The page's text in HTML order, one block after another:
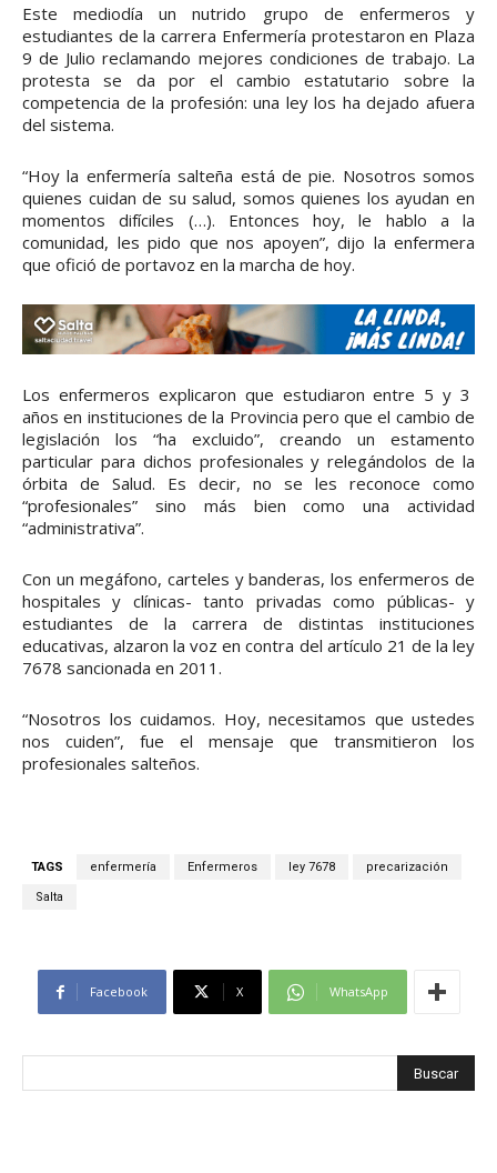
Este mediodía un nutrido grupo de enfermeros y
estudiantes de la carrera Enfermería protestaron en Plaza
9 de Julio reclamando mejores condiciones de trabajo. La
protesta se da por el cambio estatutario sobre la
competencia de la profesión: una ley los ha dejado afuera
del sistema.
“Hoy la enfermería salteña está de pie. Nosotros somos
quienes cuidan de su salud, somos quienes los ayudan en
momentos difíciles (…). Entonces hoy, le hablo a la
comunidad, les pido que nos apoyen”, dijo la enfermera
que ofició de portavoz en la marcha de hoy.
Los enfermeros explicaron que estudiaron entre 5 y 3
años en instituciones de la Provincia pero que el cambio de
legislación los “ha excluido”, creando un estamento
particular para dichos profesionales y relegándolos de la
órbita de Salud. Es decir, no se les reconoce como
“profesionales” sino más bien como una actividad
“administrativa”.
Con un megáfono, carteles y banderas, los enfermeros de
hospitales y clínicas- tanto privadas como públicas- y
estudiantes de la carrera de distintas instituciones
educativas, alzaron la voz en contra del artículo 21 de la ley
7678 sancionada en 2011.
“Nosotros los cuidamos. Hoy, necesitamos que ustedes
nos cuiden”, fue el mensaje que transmitieron los
profesionales salteños.
TAGS enfermería Enfermeros ley 7678 precarización
Salta
Facebook X WhatsApp